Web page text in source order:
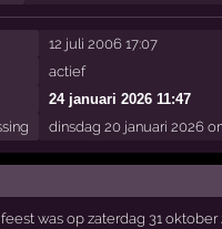
12 juli 2006 17:07
actief
24 januari 2026 11:47
dinsdag 20 januari 2026
was op zaterdag 31